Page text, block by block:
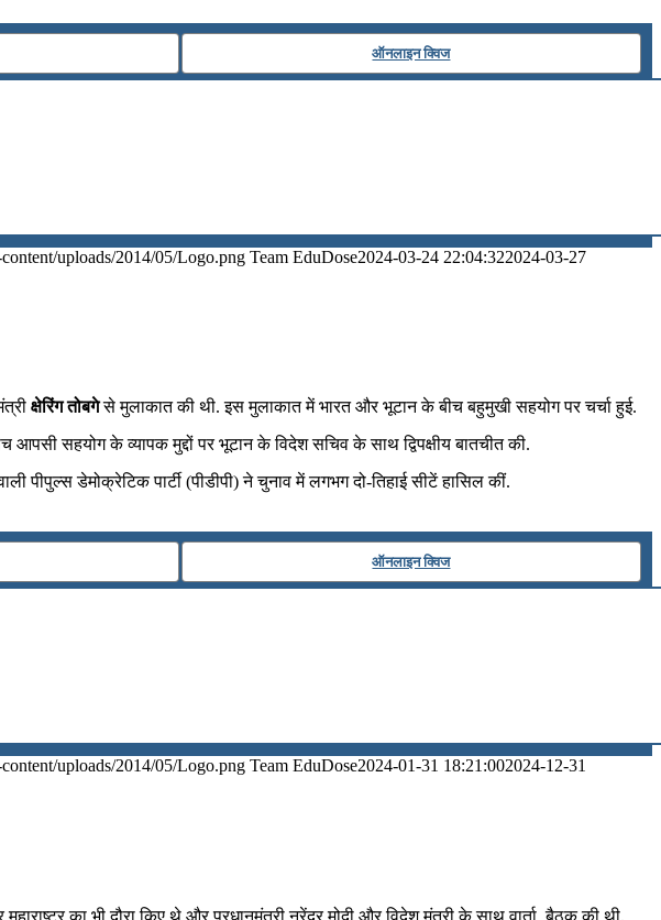
ऑनलाइन क्विज
uploads/2014/05/Logo.png Team EduDose2024-03-24 22:04:322024-03-27
क्षेरिंग तोबगेसे मुलाकात की थी. इस मुलाकात में भारत और भूटान के बीच बहुमुखी सहयोग पर चर्चा हुई.
आपसी सहयोग के व्यापक मुद्दों पर भूटान के विदेश सचिव के साथ द्विपक्षीय बातचीत की.
डेमोक्रेटिक पार्टी (पीडीपी) ने चुनाव में लगभग दो-तिहाई सीटें हासिल कीं.
ऑनलाइन क्विज
uploads/2014/05/Logo.png Team EduDose2024-01-31 18:21:002024-12-31